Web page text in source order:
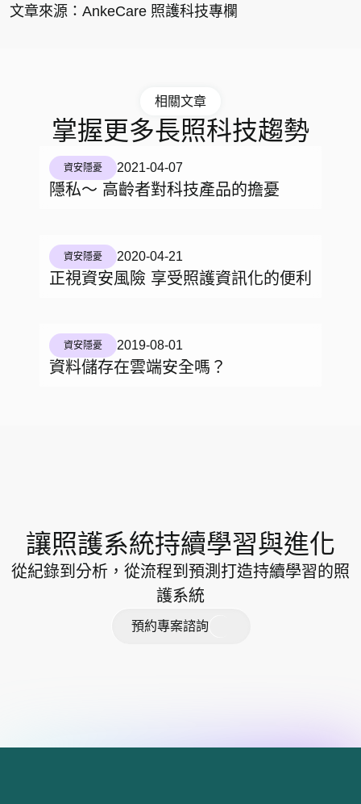
文章來源： AnkeCare 照護科技專欄
相關文章
掌握更多長照科技趨勢
資安隱憂 2021-04-07
隱私～ 高齡者對科技產品的擔憂
資安隱憂 2020-04-21
正視資安風險 享受照護資訊化的便利
資安隱憂 2019-08-01
資料儲存在雲端安全嗎？
讓照護系統持續學習與進化
從紀錄到分析，從流程到預測打造持續學習的照
護系統
預約專案諮詢